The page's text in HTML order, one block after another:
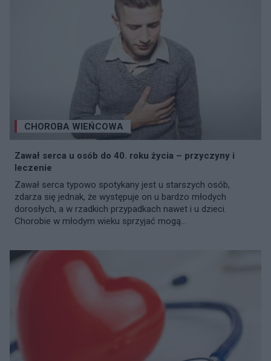
CHOROBA WIEŃCOWA
Zawał serca u osób do 40. roku życia – przyczyny i
leczenie
Zawał serca typowo spotykany jest u starszych osób,
zdarza się jednak, że występuje on u bardzo młodych
dorosłych, a w rzadkich przypadkach nawet i u dzieci.
Chorobie w młodym wieku sprzyjać mogą...